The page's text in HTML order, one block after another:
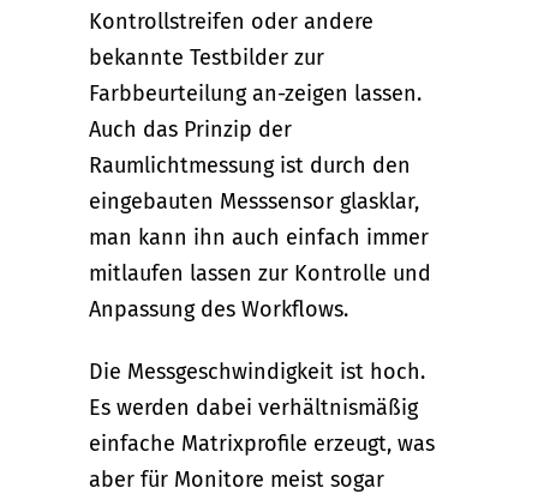
Kontrollstreifen oder andere
bekannte Testbilder zur
Farbbeurteilung an-zeigen lassen.
Auch das Prinzip der
Raumlichtmessung ist durch den
eingebauten Messsensor glasklar,
man kann ihn auch einfach immer
mitlaufen lassen zur Kontrolle und
Anpassung des Workflows.
Die Messgeschwindigkeit ist hoch.
Es werden dabei verhältnismäßig
einfache Matrixprofile erzeugt, was
aber für Monitore meist sogar